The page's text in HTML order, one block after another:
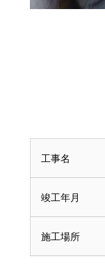
工事名
竣工年月
施工場所